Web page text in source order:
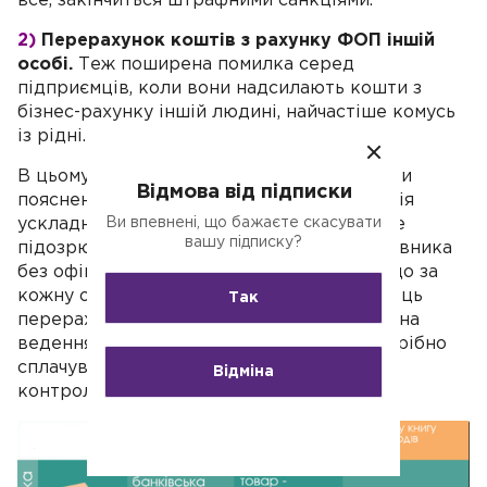
2) Перерахунок коштів з рахунку ФОП іншій
особі. Теж поширена помилка серед
підприємців, коли вони надсилають кошти з
бізнес-рахунку іншій людині, найчастіше комусь
із рідні.
В цьому випадку також доведеться давати
пояснення податковій. Більш того, ситуація
ускладнюється тим, що підприємець може
підозрюватися у працевлаштуванні працівника
без офіційного оформлення. Нагадуємо, що за
кожну особу (працівника), якій підприємець
перераховує кошти (якщо вони йдуть не на
ведення підприємницької діяльності) потрібно
сплачувати податки та звітуватися перед
контролюючими органами.
Відмова від підписки
Ви впевнені, що бажаєте скасувати
вашу підписку?
Так
Відміна